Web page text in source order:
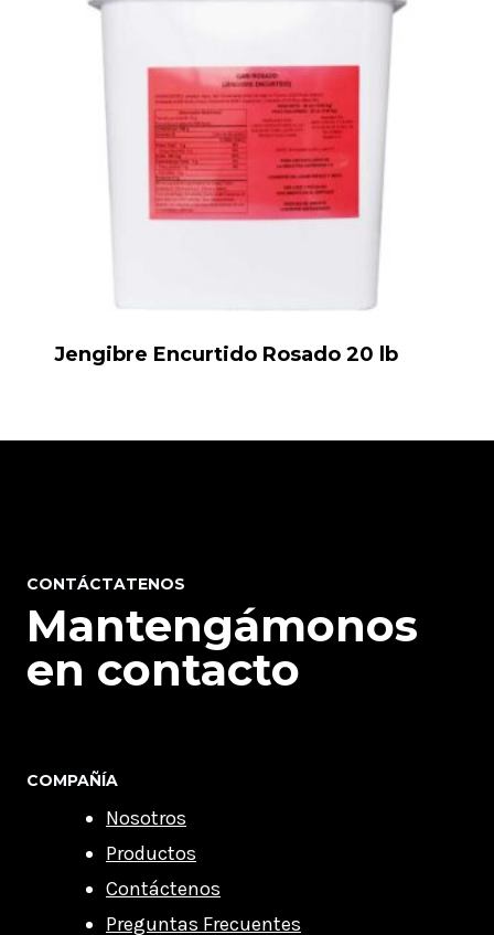
Jengibre Encurtido Rosado 20 lb
CONTÁCTATENOS
Mantengámonos
en contacto
COMPAÑÍA
Nosotros
Productos
Contáctenos
Preguntas Frecuentes